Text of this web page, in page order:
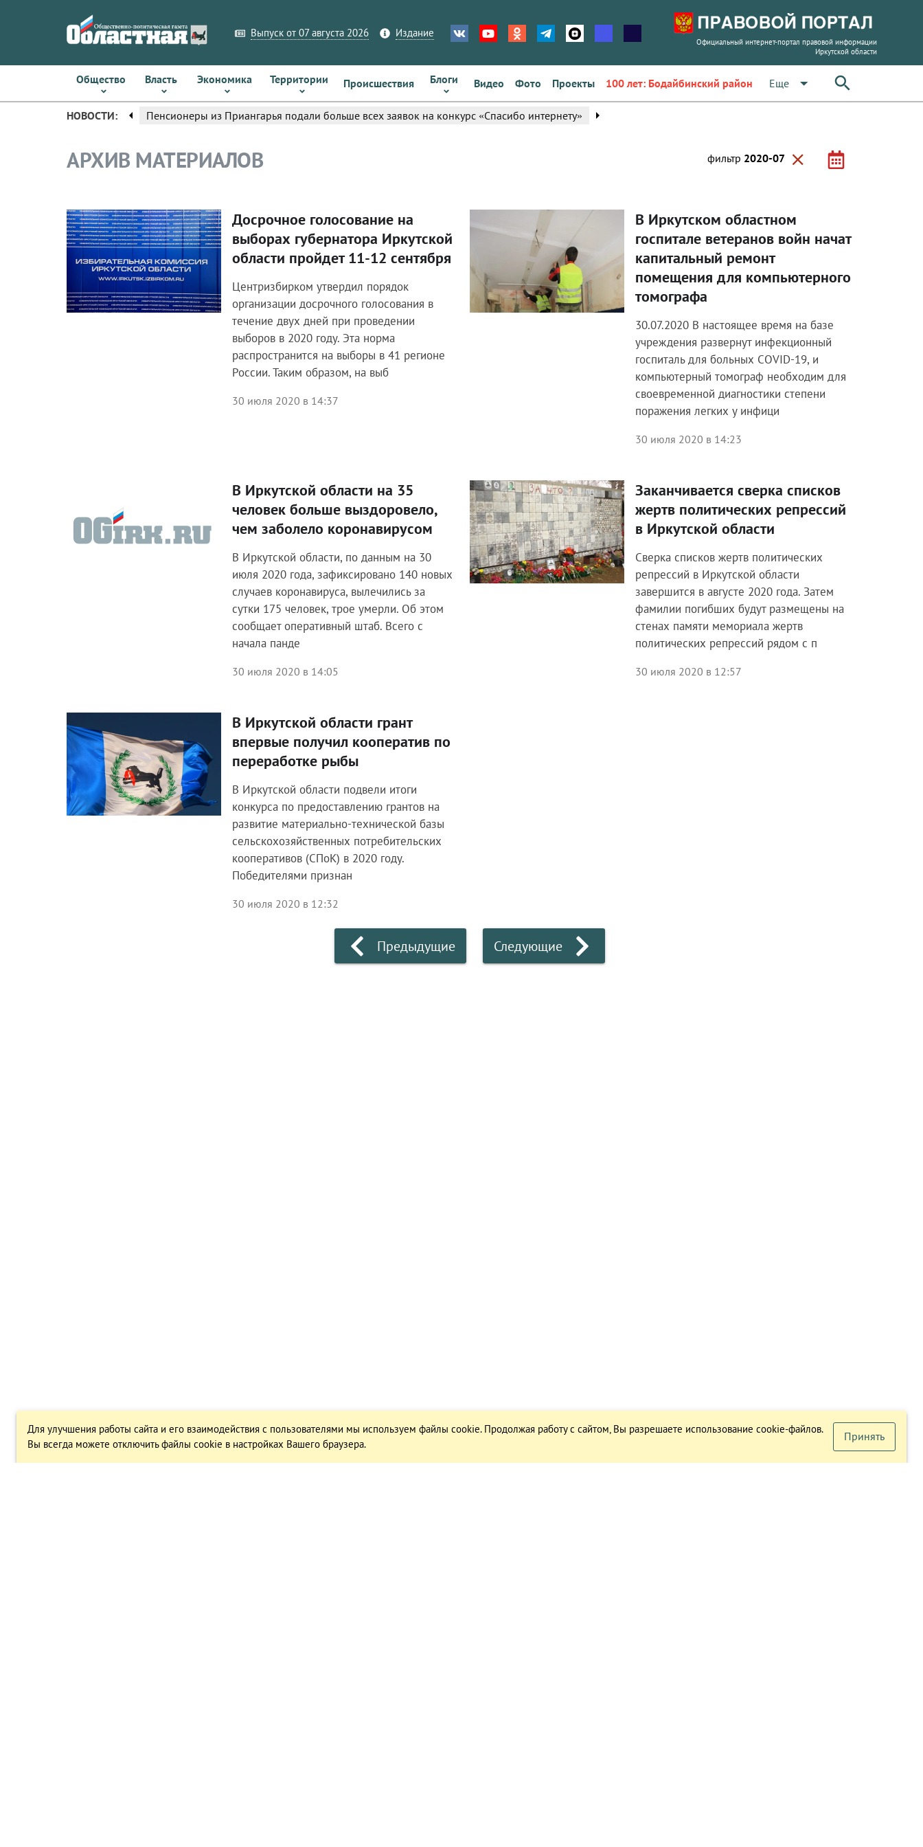
Выпуск от 07 августа 2026 Издание
Официальный интернет-портал правовой информации
Иркутской области
Общество Власть Экономика Территории Происшествия Блоги Видео Фото Проекты 100 лет: Бодайбинский район Еще arrow_drop_down
НОВОСТИ: arrow_left Пенсионеры из Приангарья подали больше всех заявок на конкурс «Спасибо интернету» arrow_right
АРХИВ МАТЕРИАЛОВ фильтр 2020-07 close
Общество
Досрочное голосование на
выборах губернатора Иркутской
области пройдет 11-12 сентября
Центризбирком утвердил порядок
организации досрочного голосования в
течение двух дней при проведении
выборов в 2020 году. Эта норма
распространится на выборы в 41 регионе
России. Таким образом, на выб
30 июля 2020 в 14:37
Блог правительства
В Иркутском областном
госпитале ветеранов войн начат
капитальный ремонт
помещения для компьютерного
томографа
30.07.2020 В настоящее время на базе
учреждения развернут инфекционный
госпиталь для больных COVID-19, и
компьютерный томограф необходим для
своевременной диагностики степени
поражения легких у инфици
30 июля 2020 в 14:23
В Иркутской области на 35
человек больше выздоровело,
чем заболело коронавирусом
В Иркутской области, по данным на 30
июля 2020 года, зафиксировано 140 новых
случаев коронавируса, вылечились за
сутки 175 человек, трое умерли. Об этом
сообщает оперативный штаб. Всего с
начала панде
30 июля 2020 в 14:05
Общество
Заканчивается сверка списков
жертв политических репрессий
в Иркутской области
Сверка списков жертв политических
репрессий в Иркутской области
завершится в августе 2020 года. Затем
фамилии погибших будут размещены на
стенах памяти мемориала жертв
политических репрессий рядом с п
30 июля 2020 в 12:57
Экономика
В Иркутской области грант
впервые получил кооператив по
переработке рыбы
В Иркутской области подвели итоги
конкурса по предоставлению грантов на
развитие материально-технической базы
сельскохозяйственных потребительских
кооперативов (СПоК) в 2020 году.
Победителями признан
30 июля 2020 в 12:32
Предыдущие Следующие
Для улучшения работы сайта и его взаимодействия с пользователями мы используем файлы cookie. Продолжая работу с сайтом, Вы разрешаете использование cookie-файлов.
Вы всегда можете отключить файлы cookie в настройках Вашего браузера.
Принять